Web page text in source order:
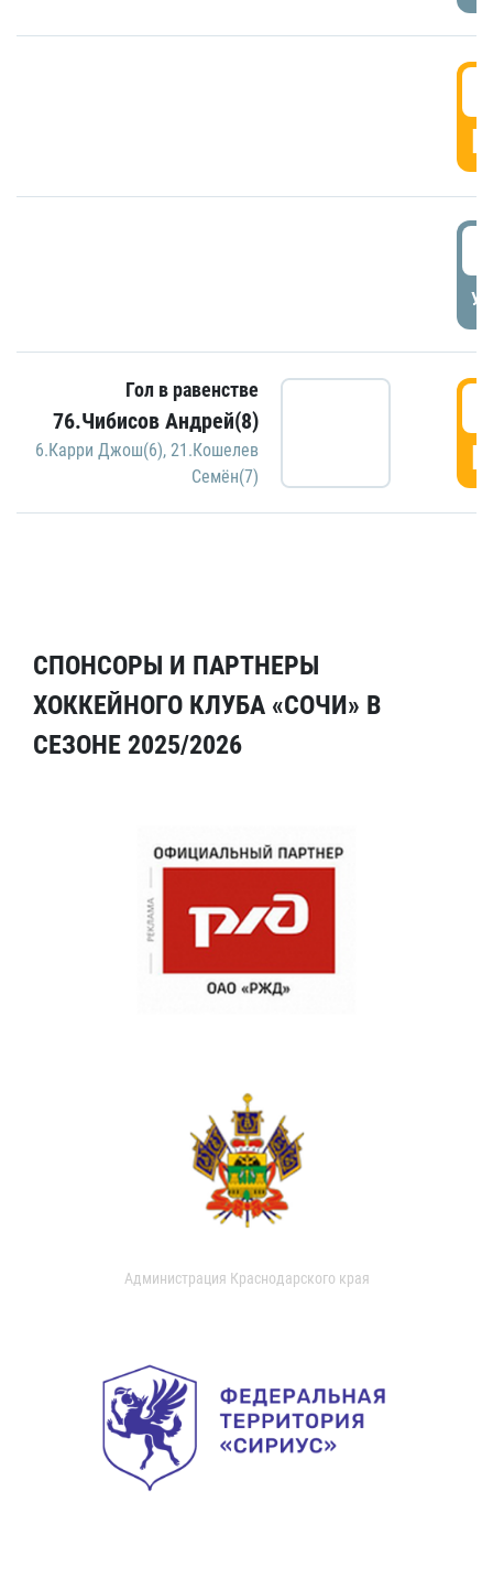
Гол в равенстве
76.Чибисов Андрей(8)
6.Карри Джош(6), 21.Кошелев
Семён(7)
СПОНСОРЫ И ПАРТНЕРЫ
ХОККЕЙНОГО КЛУБА «СОЧИ» В
СЕЗОНЕ 2025/2026
Администрация Краснодарского края